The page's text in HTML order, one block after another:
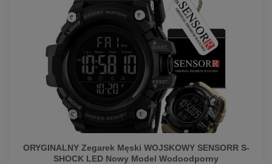
ORYGINALNY Zegarek Męski WOJSKOWY SENSORR S-
SHOCK LED Nowy Model Wodoodporny